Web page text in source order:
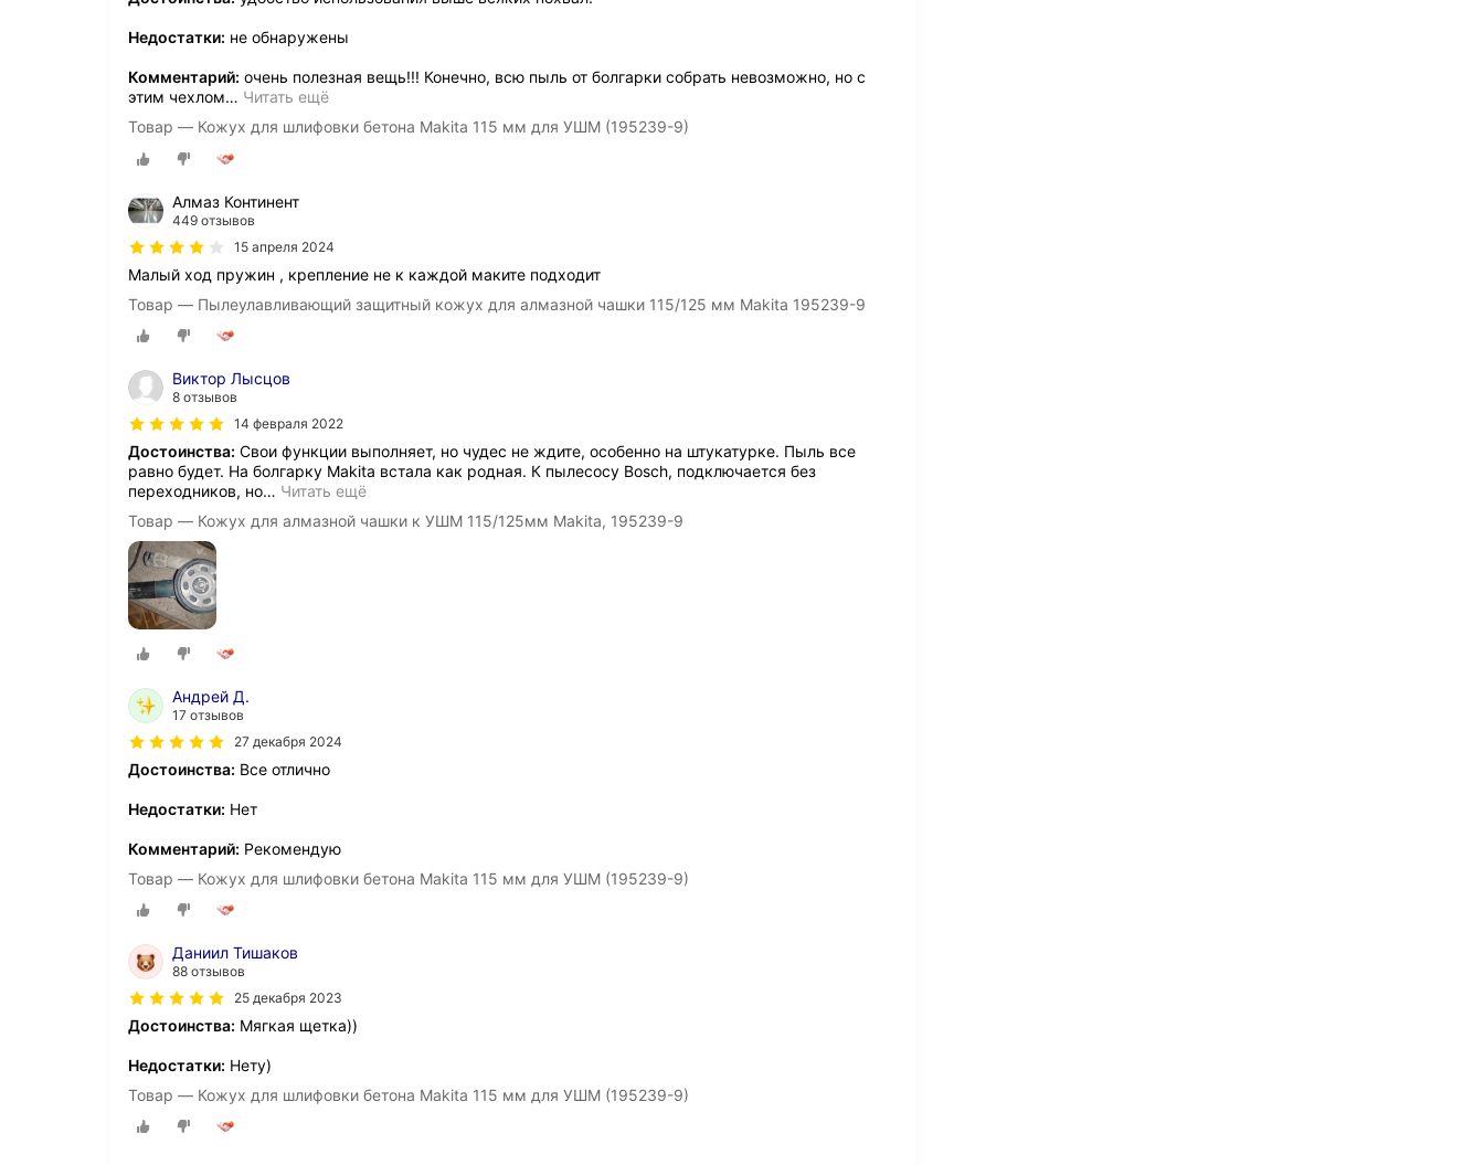
Недостатки: не обнаружены
Комментарий: очень полезная вещь!!! Конечно, всю пыль от болгарки собрать невозможно, но с
этим чехлом… Читать ещё
Товар — Кожух для шлифовки бетона Makita 115 мм для УШМ (195239-9)
Алмаз Континент
449 отзывов
15 апреля 2024
Малый ход пружин , крепление не к каждой маките подходит
Товар — Пылеулавливающий защитный кожух для алмазной чашки 115/125 мм Makita 195239-9
Виктор Лысцов
8 отзывов
14 февраля 2022
Достоинства: Свои функции выполняет, но чудес не ждите, особенно на штукатурке. Пыль все
равно будет. На болгарку Makita встала как родная. К пылесосу Bosch, подключается без
переходников, но… Читать ещё
Товар — Кожух для алмазной чашки к УШМ 115/125мм Makita, 195239-9
Андрей Д.
17 отзывов
27 декабря 2024
Достоинства: Все отлично
Недостатки: Нет
Комментарий: Рекомендую
Товар — Кожух для шлифовки бетона Makita 115 мм для УШМ (195239-9)
Даниил Тишаков
88 отзывов
25 декабря 2023
Достоинства: Мягкая щетка))
Недостатки: Нету)
Товар — Кожух для шлифовки бетона Makita 115 мм для УШМ (195239-9)